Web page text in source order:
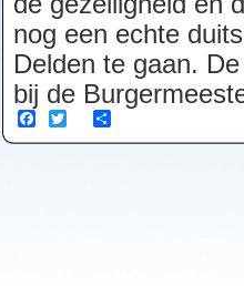
nog een echte
Delden te gaan.
bij de